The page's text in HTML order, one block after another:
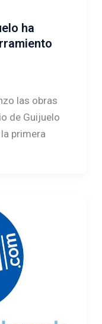
ha
las obras
de Guijuelo
primera